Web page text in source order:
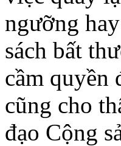
ngưỡng
sách bất
cầm quyền
cũng cho
đạo Cộng